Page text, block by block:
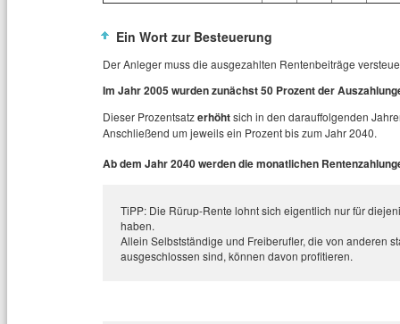
Ein Wort zur Besteuerung
Der Anleger muss die ausgezahlten Rentenbeiträge
Im Jahr 2005 wurden zunächst 50 Prozent der
Dieser Prozentsatzerhöhtsich in den darauffolgenden
Anschließend um jeweils ein Prozent bis zum Jahr 2040.
Ab dem Jahr 2040 werden die monatlichen
TiPP: Die Rürup-Rente lohnt sich eigentlich nur für
haben.
Allein Selbstständige und Freiberufler, die von anderen
ausgeschlossen sind, können davon profitieren.